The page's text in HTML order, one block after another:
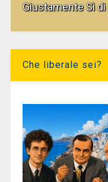
Giustamente Sì di
Che liberale sei?